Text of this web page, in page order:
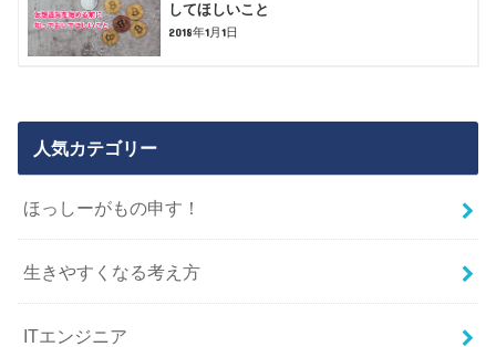
してほしいこと
2018年1月1日
人気カテゴリー
ほっしーがもの申す！
生きやすくなる考え方
ITエンジニア